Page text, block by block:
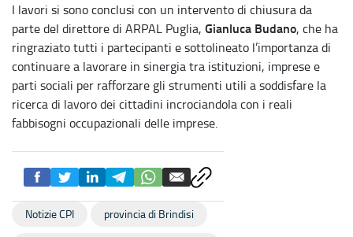
I lavori si sono conclusi con un intervento di chiusura da
parte del direttore di ARPAL Puglia, Gianluca Budano, che ha
ringraziato tutti i partecipanti e sottolineato l’importanza di
continuare a lavorare in sinergia tra istituzioni, imprese e
parti sociali per rafforzare gli strumenti utili a soddisfare la
ricerca di lavoro dei cittadini incrociandola con i reali
fabbisogni occupazionali delle imprese.
Notizie CPI provincia di Brindisi